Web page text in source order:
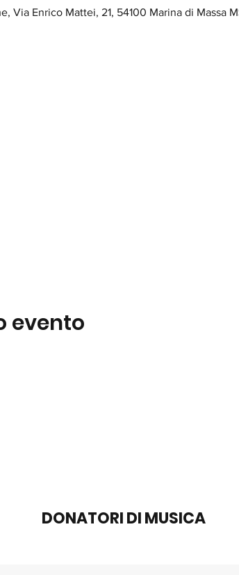
Via Enrico Mattei, 21, 54100 Marina di Massa
evento
DONATORI DI MUSICA